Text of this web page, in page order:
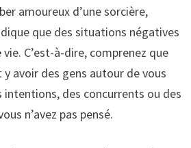
amoureux d’une sorcière,
que des situations négatives
C’est-à-dire, comprenez que
avoir des gens autour de vous
intentions, des concurrents ou des
n’avez pas pensé.